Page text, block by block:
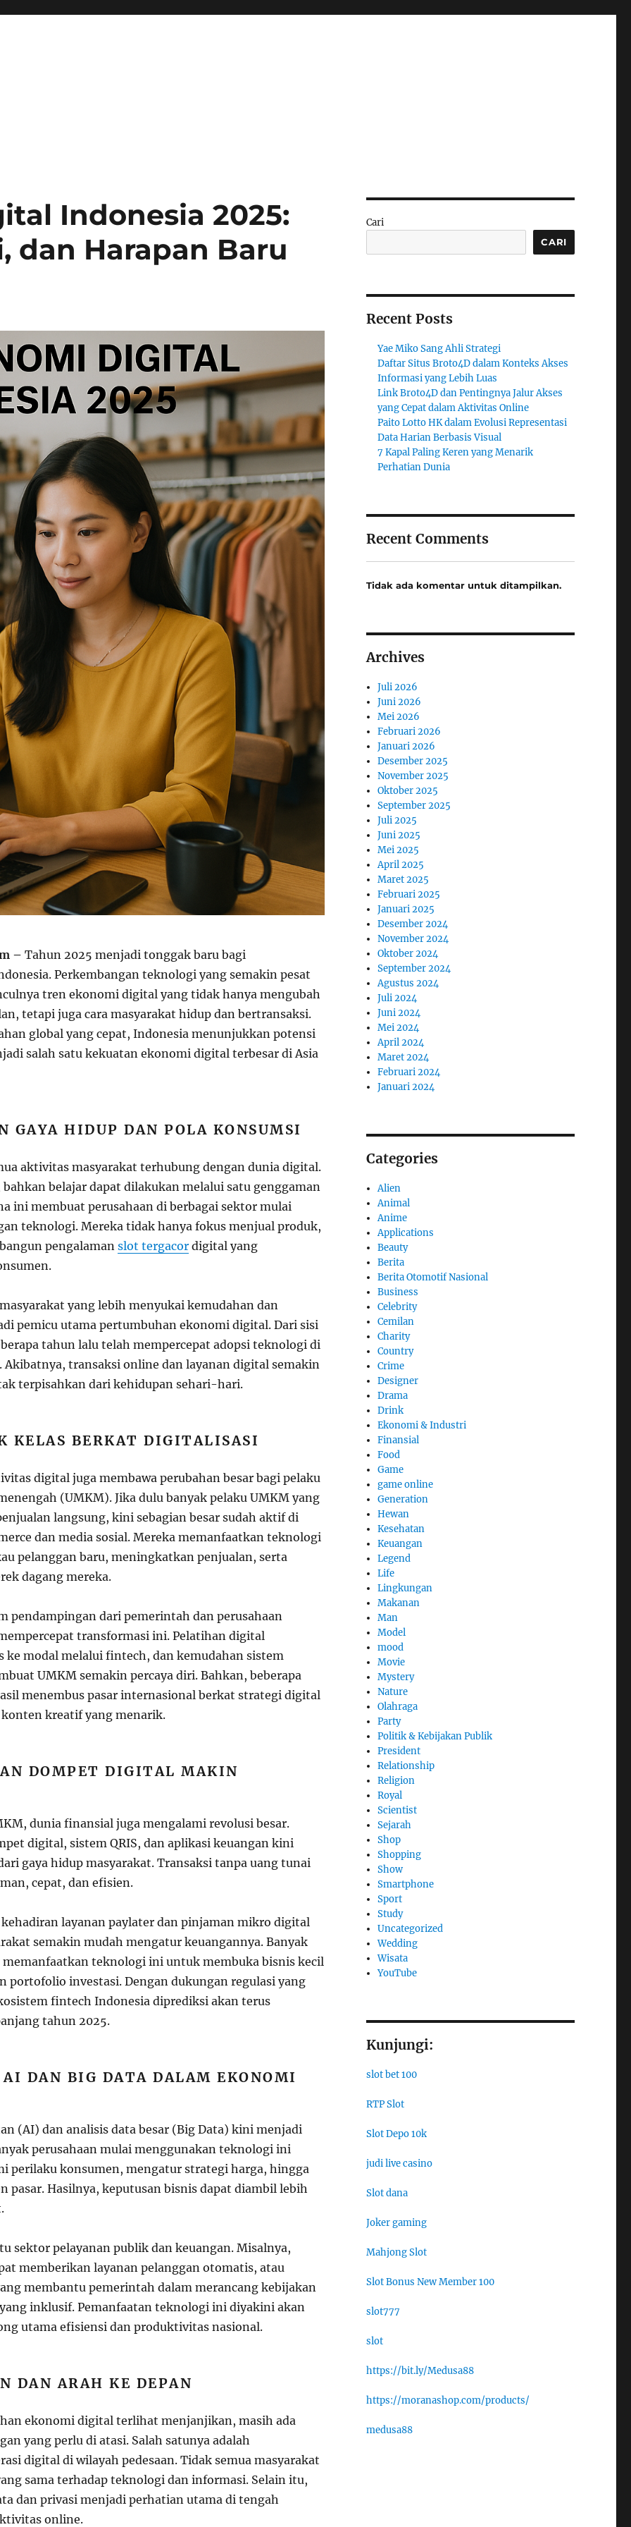
Indonesia 2025:
dan Harapan Baru
– Tahun 2025 menjadi tonggak baru bagi
Perkembangan teknologi yang semakin pesat
tren ekonomi digital yang tidak hanya mengubah
tetapi juga cara masyarakat hidup dan bertransaksi.
global yang cepat, Indonesia menunjukkan potensi
salah satu kekuatan ekonomi digital terbesar di Asia
GAYA HIDUP DAN POLA KONSUMSI
aktivitas masyarakat terhubung dengan dunia digital.
bahkan belajar dapat dilakukan melalui satu genggaman
ini membuat perusahaan di berbagai sektor mulai
teknologi. Mereka tidak hanya fokus menjual produk,
pengalaman slot tergacordigital yang
yang lebih menyukai kemudahan dan
pemicu utama pertumbuhan ekonomi digital. Dari sisi
tahun lalu telah mempercepat adopsi teknologi di
Akibatnya, transaksi online dan layanan digital semakin
terpisahkan dari kehidupan sehari-hari.
KELAS BERKAT DIGITALISASI
digital juga membawa perubahan besar bagi pelaku
(UMKM). Jika dulu banyak pelaku UMKM yang
langsung, kini sebagian besar sudah aktif di
dan media sosial. Mereka memanfaatkan teknologi
pelanggan baru, meningkatkan penjualan, serta
dagang mereka.
pendampingan dari pemerintah dan perusahaan
transformasi ini. Pelatihan digital
ke modal melalui fintech, dan kemudahan sistem
UMKM semakin percaya diri. Bahkan, beberapa
menembus pasar internasional berkat strategi digital
kreatif yang menarik.
DOMPET DIGITAL MAKIN
dunia finansial juga mengalami revolusi besar.
digital, sistem QRIS, dan aplikasi keuangan kini
gaya hidup masyarakat. Transaksi tanpa uang tunai
cepat, dan efisien.
layanan paylater dan pinjaman mikro digital
semakin mudah mengatur keuangannya. Banyak
memanfaatkan teknologi ini untuk membuka bisnis kecil
portofolio investasi. Dengan dukungan regulasi yang
fintech Indonesia diprediksi akan terus
tahun 2025.
DAN BIG DATA DALAM EKONOMI
(AI) dan analisis data besar (Big Data) kini menjadi
perusahaan mulai menggunakan teknologi ini
perilaku konsumen, mengatur strategi harga, hingga
pasar. Hasilnya, keputusan bisnis dapat diambil lebih
sektor pelayanan publik dan keuangan. Misalnya,
memberikan layanan pelanggan otomatis, atau
membantu pemerintah dalam merancang kebijakan
inklusif. Pemanfaatan teknologi ini diyakini akan
utama efisiensi dan produktivitas nasional.
DAN ARAH KE DEPAN
ekonomi digital terlihat menjanjikan, masih ada
yang perlu di atasi. Salah satunya adalah
digital di wilayah pedesaan. Tidak semua masyarakat
sama terhadap teknologi dan informasi. Selain itu,
dan privasi menjadi perhatian utama di tengah
online.
Cari
CARI
Recent Posts
Yae Miko Sang Ahli Strategi
Daftar Situs Broto4D dalam Konteks Akses
Informasi yang Lebih Luas
Link Broto4D dan Pentingnya Jalur Akses
yang Cepat dalam Aktivitas Online
Paito Lotto HK dalam Evolusi Representasi
Data Harian Berbasis Visual
7 Kapal Paling Keren yang Menarik
Perhatian Dunia
Recent Comments
Tidak ada komentar untuk ditampilkan.
Archives
Juli 2026
Juni 2026
Mei 2026
Februari 2026
Januari 2026
Desember 2025
November 2025
Oktober 2025
September 2025
Juli 2025
Juni 2025
Mei 2025
April 2025
Maret 2025
Februari 2025
Januari 2025
Desember 2024
November 2024
Oktober 2024
September 2024
Agustus 2024
Juli 2024
Juni 2024
Mei 2024
April 2024
Maret 2024
Februari 2024
Januari 2024
Categories
Alien
Animal
Anime
Applications
Beauty
Berita
Berita Otomotif Nasional
Business
Celebrity
Cemilan
Charity
Country
Crime
Designer
Drama
Drink
Ekonomi & Industri
Finansial
Food
Game
game online
Generation
Hewan
Kesehatan
Keuangan
Legend
Life
Lingkungan
Makanan
Man
Model
mood
Movie
Mystery
Nature
Olahraga
Party
Politik & Kebijakan Publik
President
Relationship
Religion
Royal
Scientist
Sejarah
Shop
Shopping
Show
Smartphone
Sport
Study
Uncategorized
Wedding
Wisata
YouTube
Kunjungi:
slot bet 100
RTP Slot
Slot Depo 10k
judi live casino
Slot dana
Joker gaming
Mahjong Slot
Slot Bonus New Member 100
slot777
slot
https://bit.ly/Medusa88
https://moranashop.com/products/
medusa88